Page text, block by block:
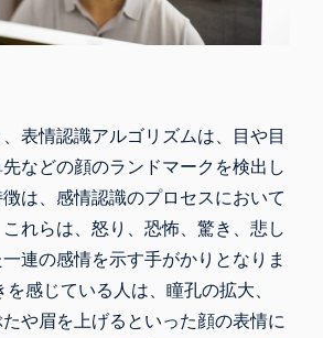
表情認識アルゴリズムは、目や目
などの顔のランドマークを検出し
は、感情認識のプロセスにおいて
れらは、怒り、恐怖、驚き、悲し
連の感情を示す手がかりとなりま
感じている人は、瞳孔の拡大、
や眉を上げるといった顔の表情に